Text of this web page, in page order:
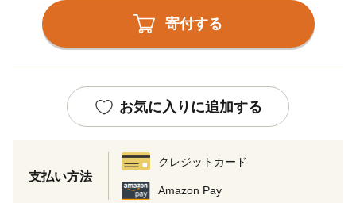
寄付する
お気に入りに追加する
支払い方法
クレジットカード
Amazon Pay